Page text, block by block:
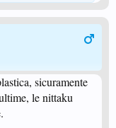
sicuramente
le nittaku